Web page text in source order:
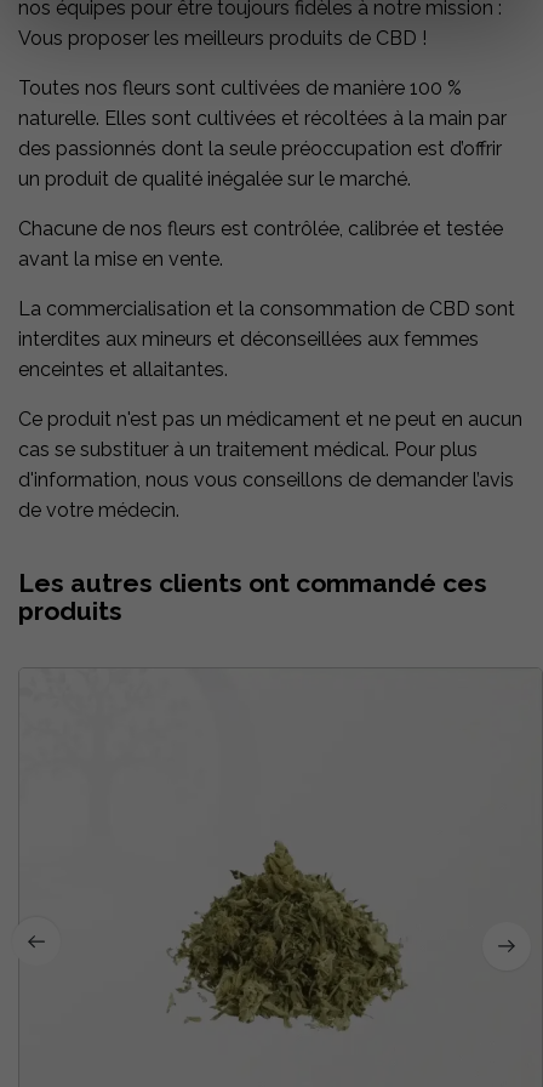
nos équipes pour être toujours fidèles à notre mission :
Vous proposer les meilleurs produits de CBD !
Toutes nos fleurs sont cultivées de manière 100 %
naturelle. Elles sont cultivées et récoltées à la main par
des passionnés dont la seule préoccupation est d’offrir
un produit de qualité inégalée sur le marché.
Chacune de nos fleurs est contrôlée, calibrée et testée
avant la mise en vente.
La commercialisation et la consommation de CBD sont
interdites aux mineurs et déconseillées aux femmes
enceintes et allaitantes.
Ce produit n'est pas un médicament et ne peut en aucun
cas se substituer à un traitement médical. Pour plus
d'information, nous vous conseillons de demander l’avis
de votre médecin.
Les autres clients ont commandé ces
produits